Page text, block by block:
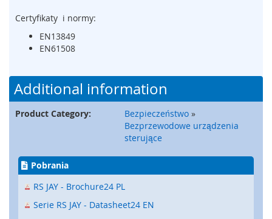
,
,
z
d
e
r
k
i
)
C
Certyfikaty i normy:
EN13849
EN61508
Additional information
Product Category: Bezpieczeństwo »
Bezprzewodowe urządzenia
sterujące
Pobrania
RS JAY - Brochure24 PL
Serie RS JAY - Datasheet24 EN